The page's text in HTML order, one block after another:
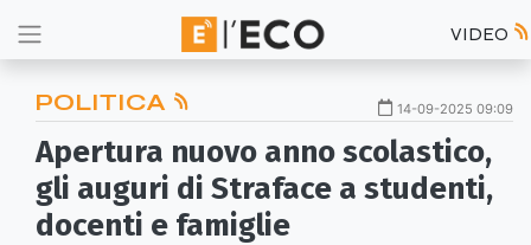
VIDEO
POLITICA 14-09-2025 09:09
Apertura nuovo anno scolastico,
gli auguri di Straface a studenti,
docenti e famiglie